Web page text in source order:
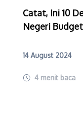
Catat, Ini 10
Negeri Budget
14 August 2024
4 menit baca